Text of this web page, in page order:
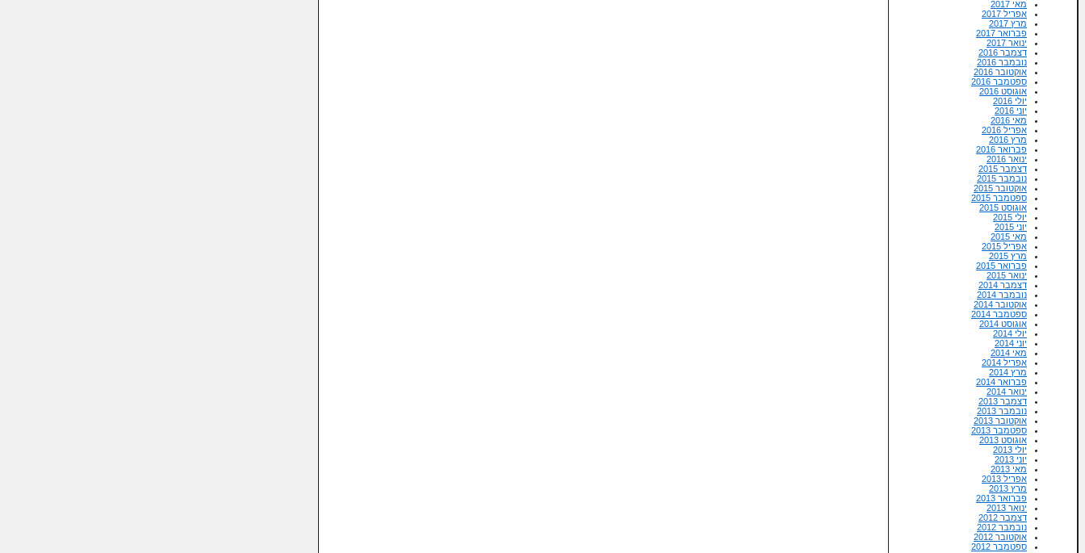
מאי 2017
אפריל 2017
מרץ 2017
פברואר 2017
ינואר 2017
דצמבר 2016
נובמבר 2016
אוקטובר 2016
ספטמבר 2016
אוגוסט 2016
יולי 2016
יוני 2016
מאי 2016
אפריל 2016
מרץ 2016
פברואר 2016
ינואר 2016
דצמבר 2015
נובמבר 2015
אוקטובר 2015
ספטמבר 2015
אוגוסט 2015
יולי 2015
יוני 2015
מאי 2015
אפריל 2015
מרץ 2015
פברואר 2015
ינואר 2015
דצמבר 2014
נובמבר 2014
אוקטובר 2014
ספטמבר 2014
אוגוסט 2014
יולי 2014
יוני 2014
מאי 2014
אפריל 2014
מרץ 2014
פברואר 2014
ינואר 2014
דצמבר 2013
נובמבר 2013
אוקטובר 2013
ספטמבר 2013
אוגוסט 2013
יולי 2013
יוני 2013
מאי 2013
אפריל 2013
מרץ 2013
פברואר 2013
ינואר 2013
דצמבר 2012
נובמבר 2012
אוקטובר 2012
ספטמבר 2012